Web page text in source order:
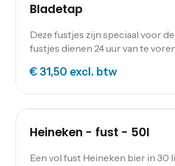
Bladetap
Deze fustjes zijn speciaal voor
fustjes dienen 24 uur van te
€ 31,50 excl. btw
Heineken - fust - 50l
Een vol fust Heineken bier in 30